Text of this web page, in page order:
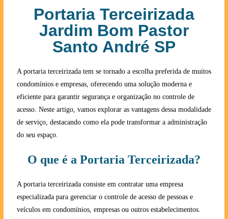
Portaria Terceirizada
Jardim Bom Pastor
Santo André SP
A portaria terceirizada tem se tornado a escolha preferida de muitos
condomínios e empresas, oferecendo uma solução moderna e
eficiente para garantir segurança e organização no controle de
acesso. Neste artigo, vamos explorar as vantagens dessa modalidade
de serviço, destacando como ela pode transformar a administração
do seu espaço.
O que é a Portaria Terceirizada?
A portaria terceirizada consiste em contratar uma empresa
especializada para gerenciar o controle de acesso de pessoas e
veículos em condomínios, empresas ou outros estabelecimentos.